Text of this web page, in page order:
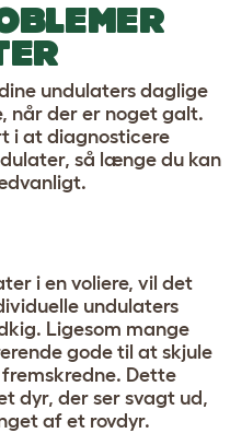
undulaters daglige
der er noget galt.
i at diagnosticere
så længe du kan
i en voliere, vil det
undulaters
Ligesom mange
gode til at skjule
Dette
dyr, der ser svagt ud,
af et rovdyr.